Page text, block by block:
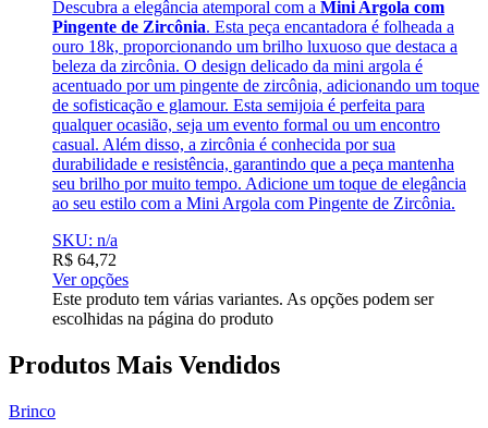
Descubra a elegância atemporal com a Mini Argola com
Pingente de Zircônia. Esta peça encantadora é folheada a
ouro 18k, proporcionando um brilho luxuoso que destaca a
beleza da zircônia. O design delicado da mini argola é
acentuado por um pingente de zircônia, adicionando um toque
de sofisticação e glamour. Esta semijoia é perfeita para
qualquer ocasião, seja um evento formal ou um encontro
casual. Além disso, a zircônia é conhecida por sua
durabilidade e resistência, garantindo que a peça mantenha
seu brilho por muito tempo. Adicione um toque de elegância
ao seu estilo com a Mini Argola com Pingente de Zircônia.
SKU: n/a
R$ 64,72
Ver opções
Este produto tem várias variantes. As opções podem ser
escolhidas na página do produto
Produtos Mais Vendidos
Brinco